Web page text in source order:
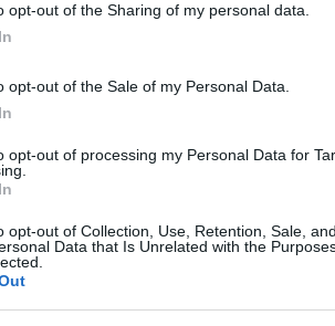
opt-out of the Sharing of my personal data.
opt-out of the Sale of my Personal Data.
opt-out of processing my Personal Data for
opt-out of Collection, Use, Retention, Sale,
Data that Is Unrelated with the
σε γήπεδα τένις